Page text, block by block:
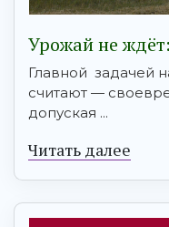
Урожай не
Главной задачей
считают —
допуская ...
Читать далее